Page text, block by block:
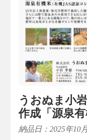
うおぬま小
作成「源泉
納品日：2025年10